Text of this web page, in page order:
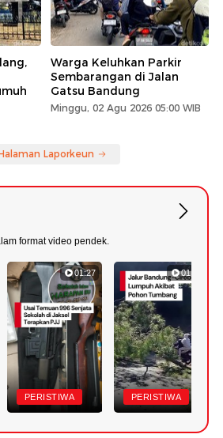
Warga Keluhkan Parkir
Sembarangan di Jalan
Gatsu Bandung
Minggu, 02 Agu 2026 05:00 WIB
Laporkeun
format video pendek.
01:27
PERISTIWA
01:08
PERISTIWA